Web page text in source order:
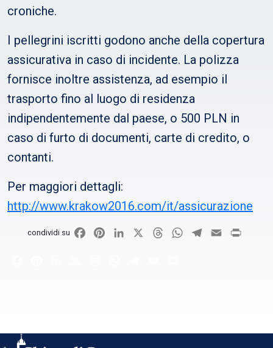
croniche.
I pellegrini iscritti godono anche della copertura
assicurativa in caso di incidente. La polizza
fornisce inoltre assistenza, ad esempio il
trasporto fino al luogo di residenza
indipendentemente dal paese, o 500 PLN in
caso di furto di documenti, carte di credito, o
contanti.
Per maggiori dettagli:
http://www.krakow2016.com/it/assicurazione
condividi su FacebookPinterestLinkedIn ThreadsWhatsApp
Telegram
Email